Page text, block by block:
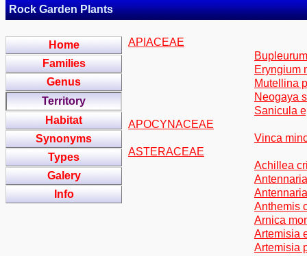
Rock Garden Plants
Home
Families
Genus
Territory
Habitat
Synonyms
Types
Galery
Info
APIACEAE
Eryngium
Mutellina
Neogaya
Sanicula
APOCYNACEAE
Vinca
ASTERACEAE
Achillea
Anthemis
Arnica
Artemisia
Artemisia